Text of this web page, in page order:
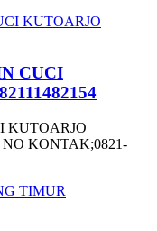
CUCI
KUTOARJO
NO KONTAK;0821-